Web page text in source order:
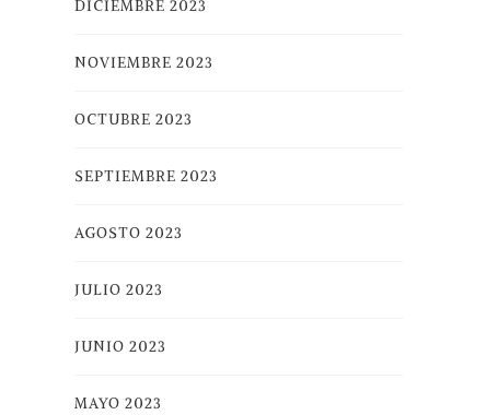
DICIEMBRE 2023
NOVIEMBRE 2023
OCTUBRE 2023
SEPTIEMBRE 2023
AGOSTO 2023
JULIO 2023
JUNIO 2023
MAYO 2023